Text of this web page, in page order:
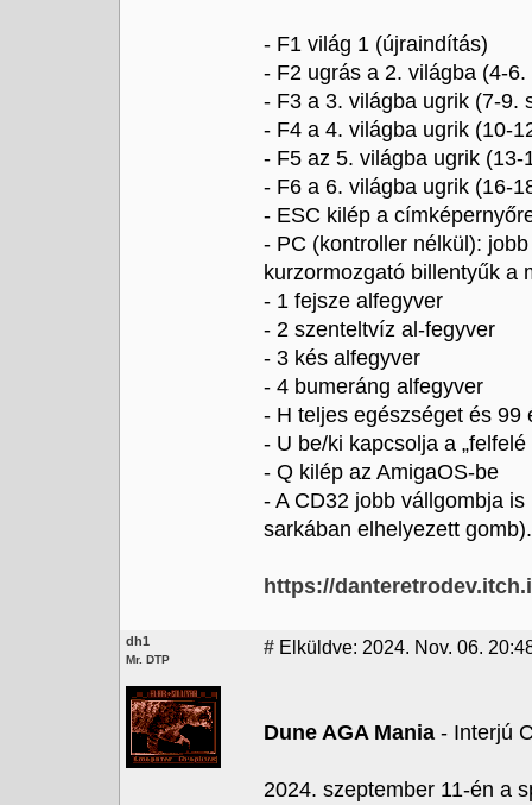
- F1 világ 1 (újraindítás)
- F2 ugrás a 2. világba (4-6.
- F3 a 3. világba ugrik (7-9.
- F4 a 4. világba ugrik (10-
- F5 az 5. világba ugrik (13-
- F6 a 6. világba ugrik (16-
- ESC kilép a
- PC (kontroller nélkül):
kurzormozgató billentyűk a
- 1 fejsze alfegyver
- 2 szenteltvíz al-fegyver
- 3 kés alfegyver
- 4 bumeráng alfegyver
- H teljes egészséget és 99
- U be/ki kapcsolja a
- Q kilép az AmigaOS-be
- A CD32 jobb vállgombja
sarkában elhelyezett gomb).
https://
dh1
Mr. DTP
# Elküldve: 2024. Nov. 06.
Dune AGA Mania - Interjú
2024. szeptember 11-én a